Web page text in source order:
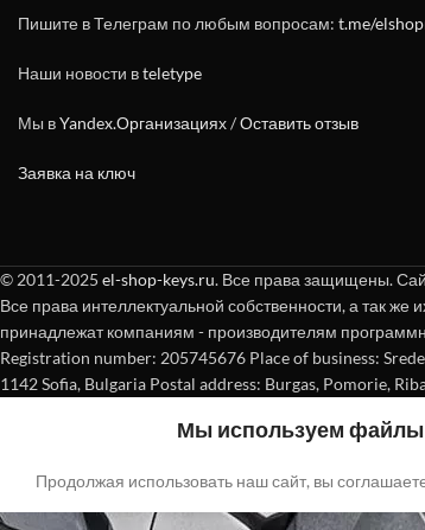
Пишите в Телеграм по любым вопросам: t.me/
Наши новости вteletype
Мы вYandex.Организациях/Оставить отзыв
Заявка на ключ
© 2011-2025 el-shop-keys.ru. Все права защищены.
Все права интеллектуальной собственности, а так же
принадлежат компаниям - производителям
Registration number: 205745676 Place of business:
1142 Sofia, Bulgaria Postal address: Burgas, Pomorie,
Мы используем
Продолжая использовать наш сайт, вы